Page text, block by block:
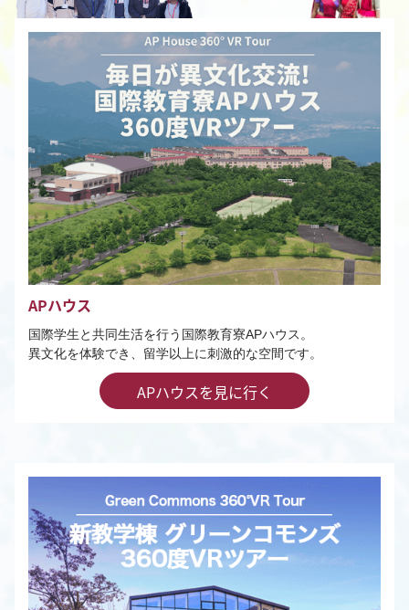
APハウス
国際学生と共同生活を行う国際教育寮APハウス。
異文化を体験でき、留学以上に刺激的な空間です。
APハウスを見に行く